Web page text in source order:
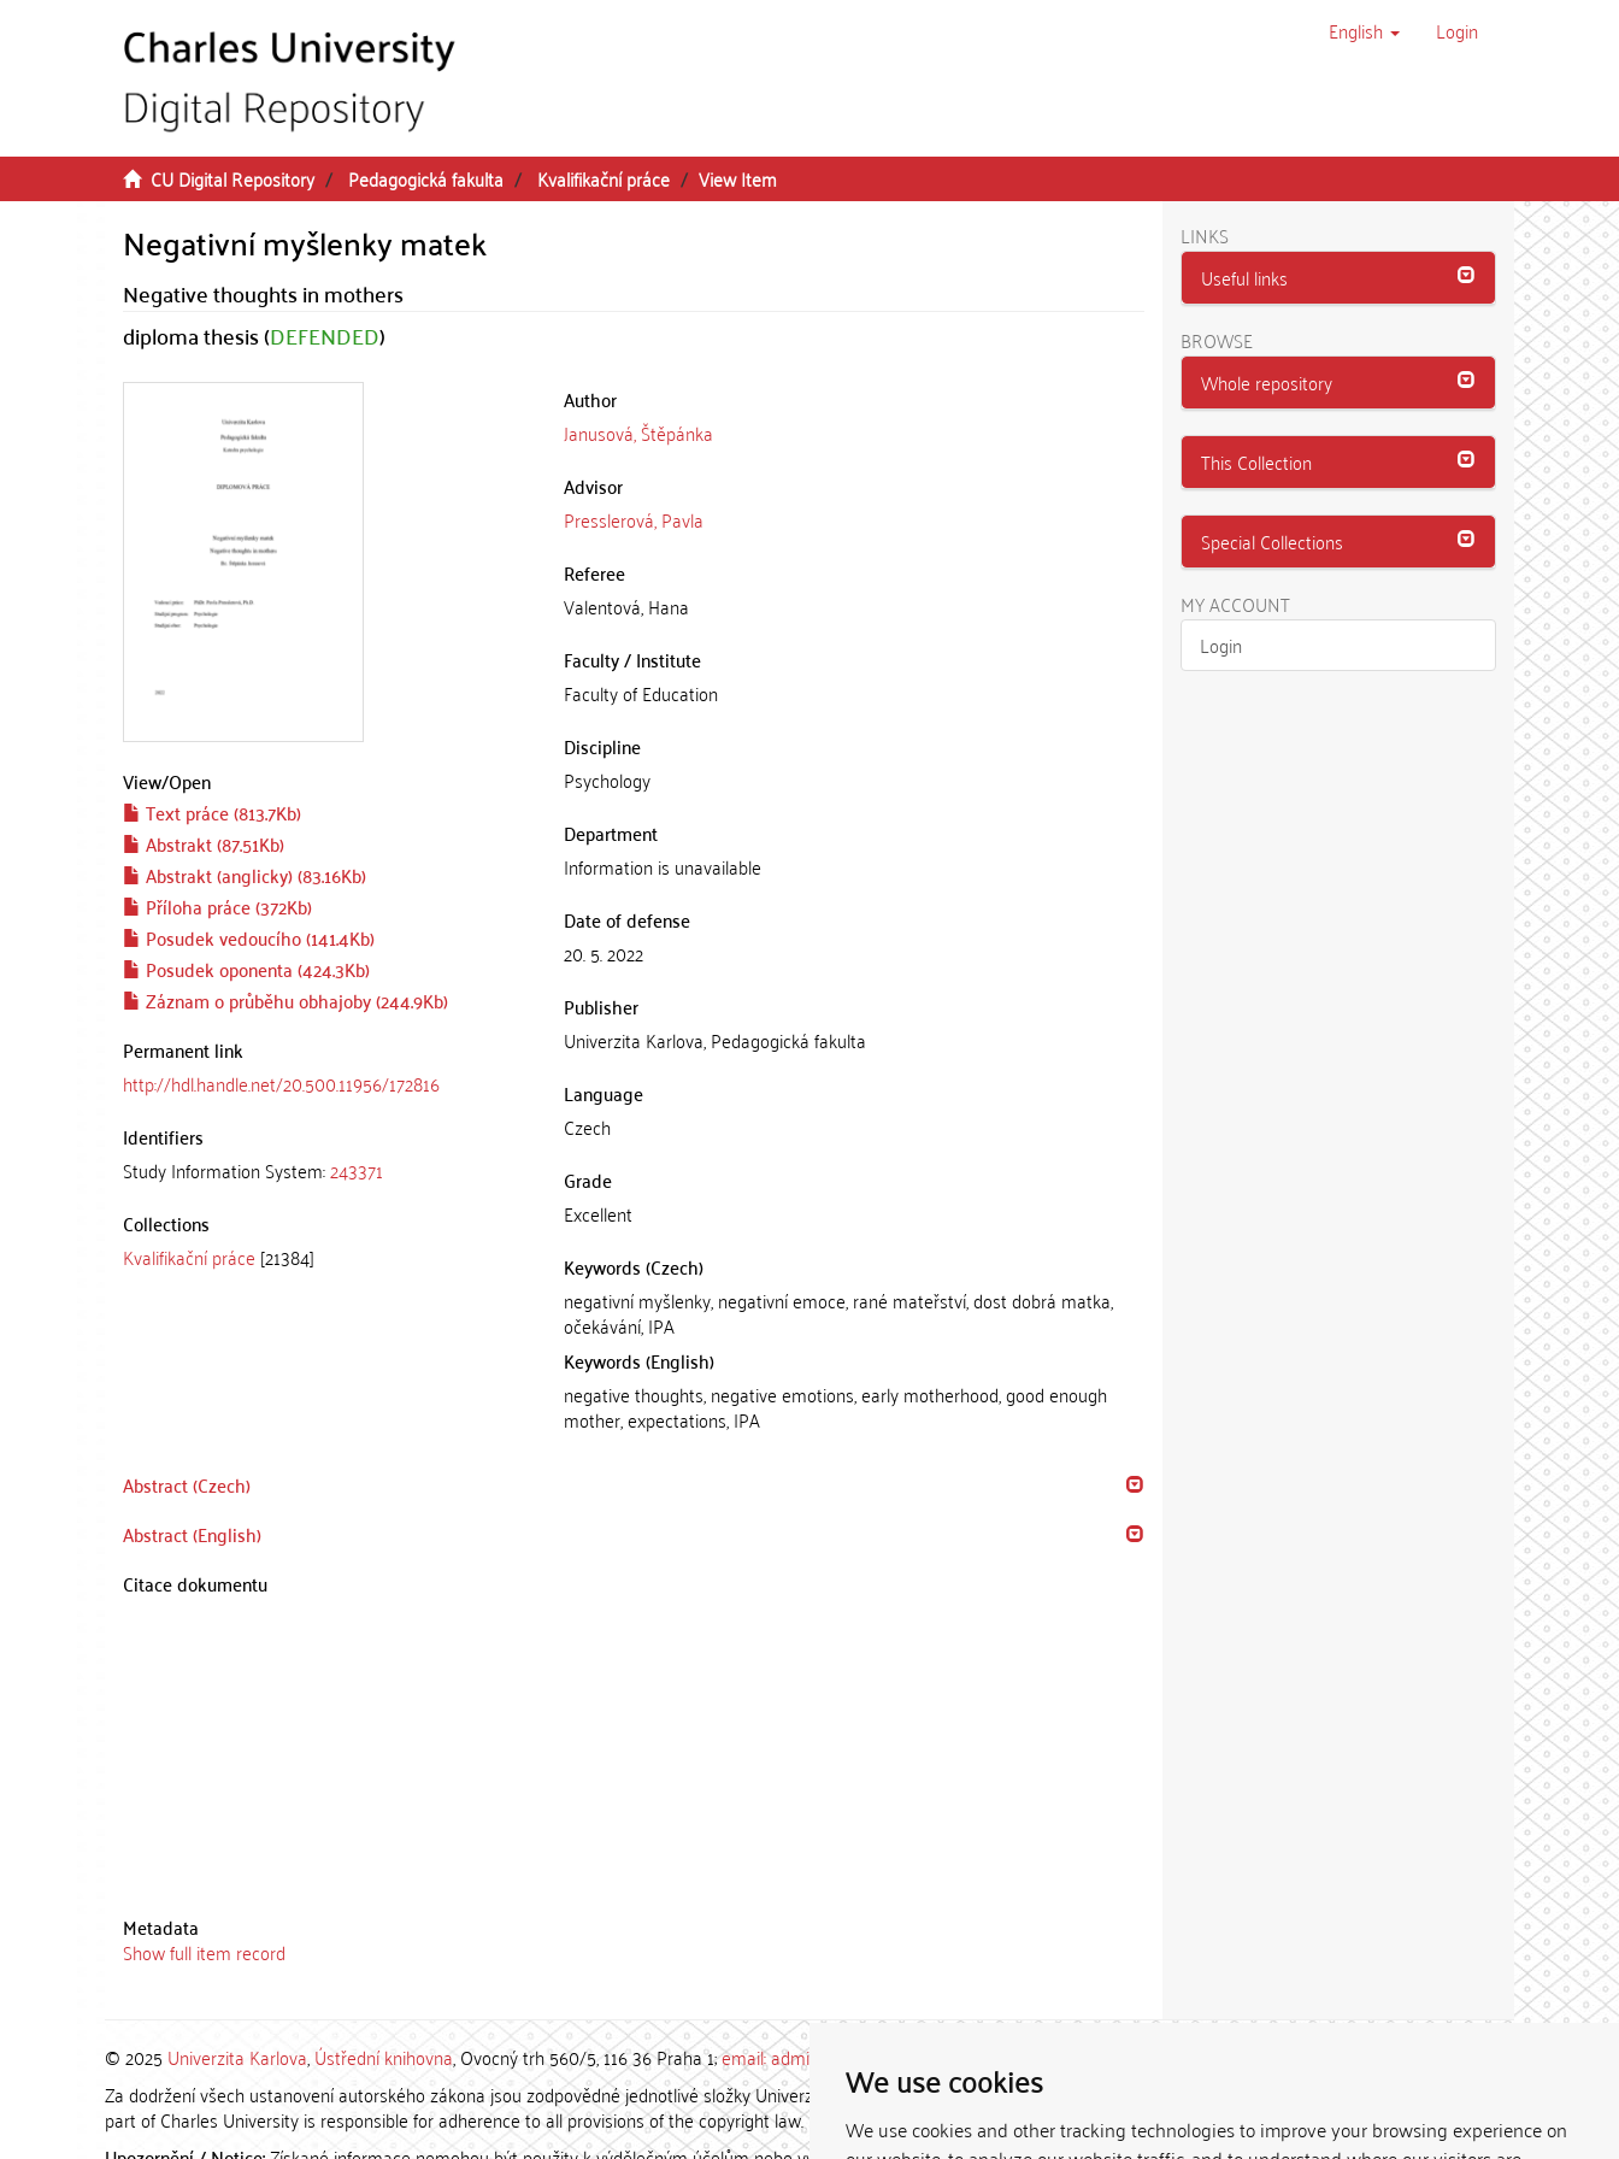
We use cookies
We use cookies and other tracking technologies to improve your browsing experience on
English Login
CU Digital Repository Pedagogická fakulta Kvalifikační práce View Item
Negativní myšlenky matek
Negative thoughts in mothers
diploma thesis (DEFENDED)
View/Open
Text práce (813.7Kb)
Abstrakt (87.51Kb)
Abstrakt (anglicky) (83.16Kb)
Příloha práce (372Kb)
Posudek vedoucího (141.4Kb)
Posudek oponenta (424.3Kb)
Záznam o průběhu obhajoby (244.9Kb)
Permanent link
http://hdl.handle.net/20.500.11956/172816
Identifiers
Study Information System:243371
Collections
Kvalifikační práce [21384]
Author
Janusová, Štěpánka
Advisor
Presslerová, Pavla
Referee
Valentová, Hana
Faculty / Institute
Faculty of Education
Discipline
Psychology
Department
Information is unavailable
Date of defense
20. 5. 2022
Publisher
Univerzita Karlova, Pedagogická fakulta
Language
Czech
Grade
Excellent
Keywords (Czech)
negativní myšlenky, negativní emoce, rané mateřství, dost dobrá matka,
očekávání, IPA
Keywords (English)
negative thoughts, negative emotions, early motherhood, good enough
mother, expectations, IPA
Abstract (Czech)
Abstract (English)
Citace dokumentu
Metadata
Show full item record
LINKS
Useful links
BROWSE
Whole repository
This Collection
Special Collections
MY ACCOUNT
Login
© 2025 Univerzita Karlova,Ústřední knihovna, Ovocný trh 560/5, 116 36 Praha 1;email: admin-repozitar [at] cuni.cz
Za dodržení všech ustanovení autorského zákona jsou zodpovědné jednotlivé složky Univerzity Karlovy. / Each constituent
part of Charles University is responsible for adherence to all provisions of the copyright law.